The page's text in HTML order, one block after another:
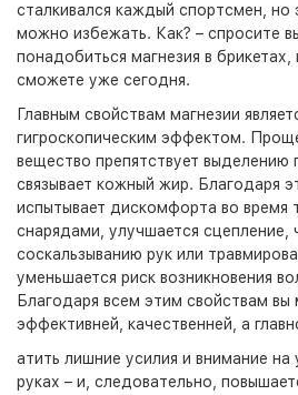
сталкивался каждый спортсмен, но
можно избежать. Как? – спросите
понадобиться магнезия в
сможете уже сегодня.
Главным свойствам магнезии
гигроскопическим эффектом.
вещество препятствует
связывает кожный жир. Благодаря
испытывает дискомфорта во время
снарядами, улучшается сцепление,
соскальзыванию рук или
уменьшается риск возникновения
Благодаря всем этим свойствам вы
эффективней, качественней, а
атить лишние усилия и внимание
руках – и, следовательно,